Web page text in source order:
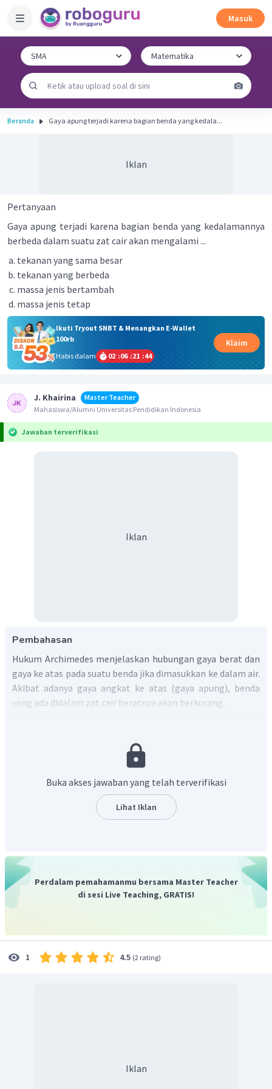
Masuk
Beranda Gaya apung terjadi karena bagian benda yang kedala...
Iklan
Pertanyaan
Gaya apung terjadi karena bagian benda yang kedalamannya
berbeda dalam suatu zat cair akan mengalami ...
tekanan yang sama besar
tekanan yang berbeda
massa jenis bertambah
massa jenis tetap
Ikuti Tryout SNBT & Menangkan E-Wallet
100rb
Habis dalam
02 :06 :21 :43
Klaim
J. Khairina
Master Teacher
Mahasiswa/Alumni Universitas Pendidikan Indonesia
Jawaban terverifikasi
Iklan
Pembahasan
Hukum Archimedes menjelaskan hubungan gaya berat dan
gaya ke atas pada suatu benda jika dimasukkan ke dalam air.
Akibat adanya gaya angkat ke atas (gaya apung), benda
yang ada didalam zat cair beratnya akan berkurang.
bertambah terhadap kedalaman. Semakin dalam fluida (zat
cair), semakin besar tekanan fluida tersebut. Ketika sebuah
perbedaan tekanan antara fluida pada bagian atas benda
dan fluida pada bagian bawah benda.
Jadi, jawaban yang tepat adalah B.
Buka akses jawaban yang telah terverifikasi
Lihat Iklan
Perdalam pemahamanmu bersama Master Teacher
di sesi Live Teaching, GRATIS!
1 4.5 (2 rating)
Iklan